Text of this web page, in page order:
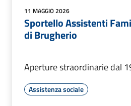
11 MAGGIO 2026
Sportello Assistenti
di Brugherio
Aperture straordinarie dal
Assistenza sociale